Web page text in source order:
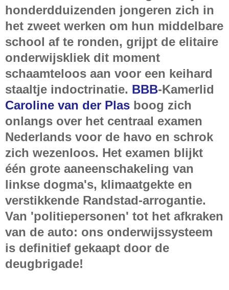
honderdduizenden jongeren zich in
het zweet werken om hun middelbare
school af te ronden, grijpt de elitaire
onderwijskliek dit moment
schaamteloos aan voor een keihard
staaltje indoctrinatie. BBB-Kamerlid
Caroline van der Plas boog zich
onlangs over het centraal examen
Nederlands voor de havo en schrok
zich wezenloos. Het examen blijkt
één grote aaneenschakeling van
linkse dogma's, klimaatgekte en
verstikkende Randstad-arrogantie.
Van 'politiepersonen' tot het afkraken
van de auto: ons onderwijssysteem
is definitief gekaapt door de
deugbrigade!